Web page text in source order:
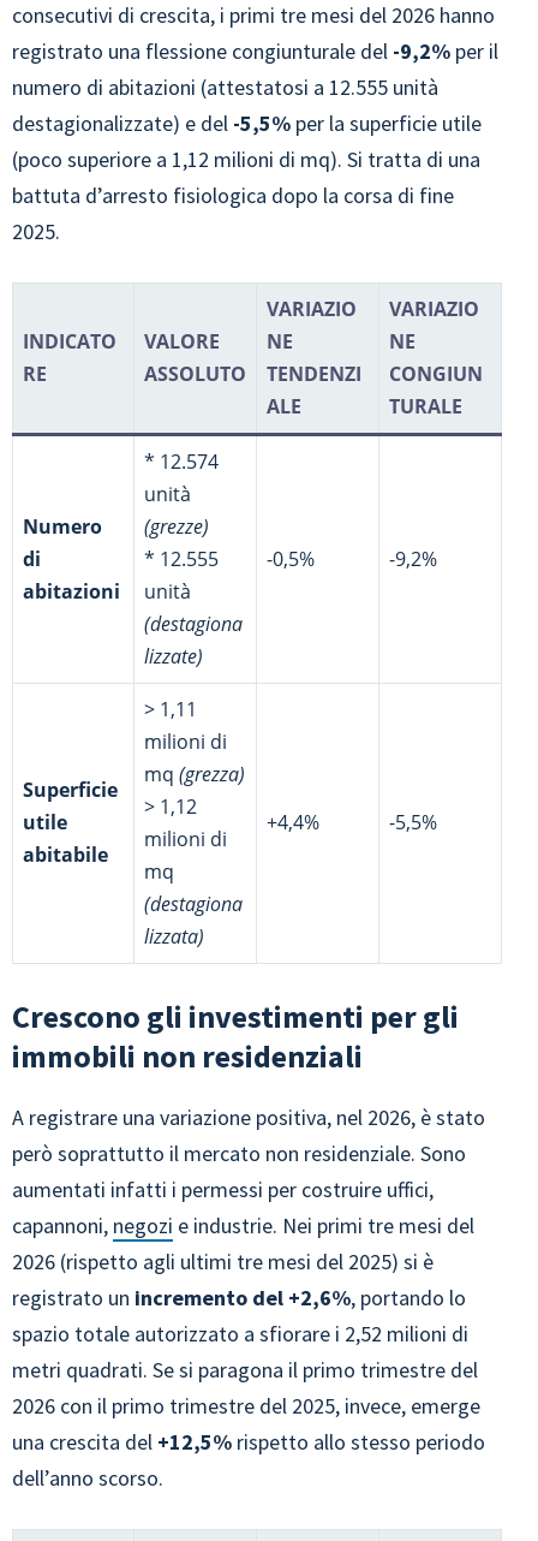
consecutivi di crescita, i primi tre mesi del 2026 hanno
registrato una flessione congiunturale del -9,2% per il
numero di abitazioni (attestatosi a 12.555 unità
destagionalizzate) e del -5,5% per la superficie utile
(poco superiore a 1,12 milioni di mq). Si tratta di una
battuta d’arresto fisiologica dopo la corsa di fine
2025.
INDICATO
RE
VALORE
ASSOLUTO
VARIAZIO
NE
TENDENZI
ALE
VARIAZIO
NE
CONGIUN
TURALE
Numero
di
abitazioni
* 12.574
unità
(grezze)
* 12.555
unità
(destagiona
lizzate)
-0,5% -9,2%
Superficie
utile
abitabile
> 1,11
milioni di
mq (grezza)
> 1,12
milioni di
mq
(destagiona
lizzata)
+4,4% -5,5%
Crescono gli investimenti per gli
immobili non residenziali
A registrare una variazione positiva, nel 2026, è stato
però soprattutto il mercato non residenziale. Sono
aumentati infatti i permessi per costruire uffici,
capannoni, negozi e industrie. Nei primi tre mesi del
2026 (rispetto agli ultimi tre mesi del 2025) si è
registrato un incremento del +2,6%, portando lo
spazio totale autorizzato a sfiorare i 2,52 milioni di
metri quadrati. Se si paragona il primo trimestre del
2026 con il primo trimestre del 2025, invece, emerge
una crescita del +12,5% rispetto allo stesso periodo
dell’anno scorso.